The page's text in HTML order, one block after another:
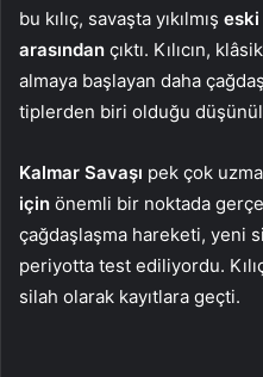
bu kılıç, savaşta yıkılmış eski
arasından çıktı. Kılıcın,
almaya başlayan daha
tiplerden biri olduğu
Kalmar Savaşı pek çok
için önemli bir noktada
çağdaşlaşma hareketi, yeni
periyotta test ediliyordu.
silah olarak kayıtlara geçti.